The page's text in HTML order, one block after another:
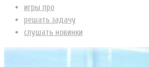
игры про
решать задачу
слушать новинки